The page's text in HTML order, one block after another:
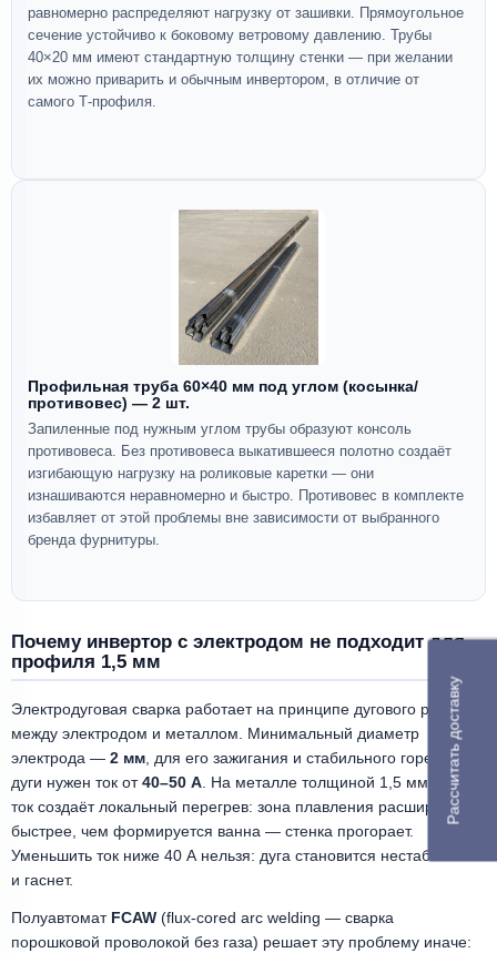
равномерно распределяют нагрузку от зашивки. Прямоугольное
сечение устойчиво к боковому ветровому давлению. Трубы
40×20 мм имеют стандартную толщину стенки — при желании
их можно приварить и обычным инвертором, в отличие от
самого Т-профиля.
Профильная труба 60×40 мм под углом (косынка/
противовес) — 2 шт.
Запиленные под нужным углом трубы образуют консоль
противовеса. Без противовеса выкатившееся полотно создаёт
изгибающую нагрузку на роликовые каретки — они
изнашиваются неравномерно и быстро. Противовес в комплекте
избавляет от этой проблемы вне зависимости от выбранного
бренда фурнитуры.
Почему инвертор с электродом не подходит для
профиля 1,5 мм
Электродуговая сварка работает на принципе дугового разряда
между электродом и металлом. Минимальный диаметр
электрода — 2 мм , для его зажигания и стабильного горения
дуги нужен ток от40–50 А . На металле толщиной 1,5 мм такой
ток создаёт локальный перегрев: зона плавления расширяется
быстрее, чем формируется ванна — стенка прогорает.
Уменьшить ток ниже 40 А нельзя: дуга становится нестабильной
и гаснет.
Полуавтомат FCAW (flux-cored arc welding — сварка
порошковой проволокой без газа) решает эту проблему иначе:
Рассчитать доставку